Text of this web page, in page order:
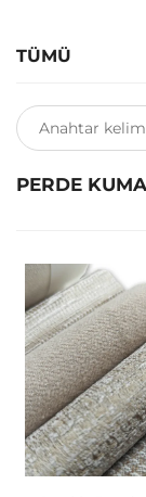
TÜMÜ
PERDE